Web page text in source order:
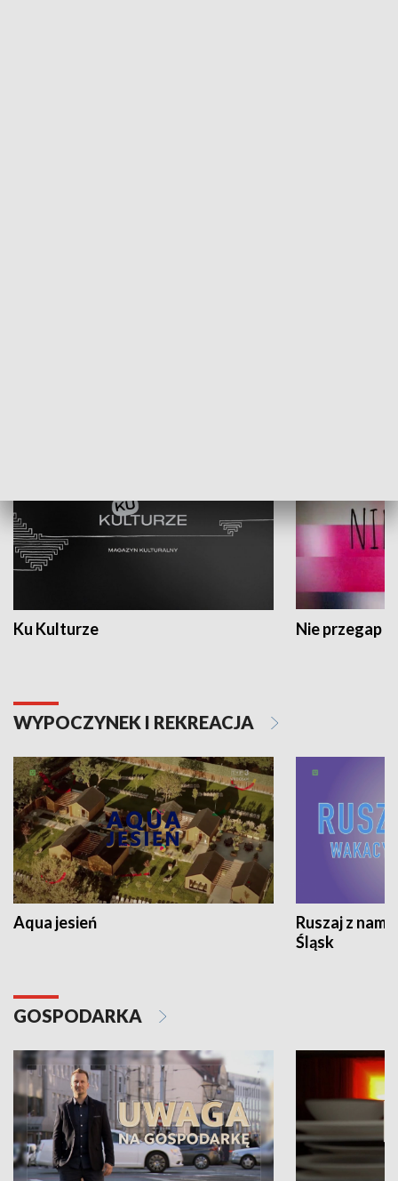
Ku Kulturze Nie przegap
WYPOCZYNEK I REKREACJA
Aqua jesień
Ruszaj z
Śląsk
GOSPODARKA